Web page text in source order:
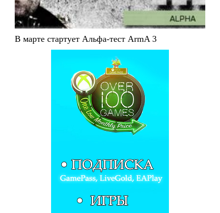
В марте стартует Альфа-тест ArmA 3